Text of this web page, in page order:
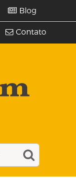
Blog
Contato